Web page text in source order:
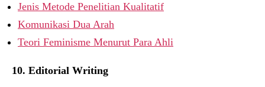
Jenis Metode Penelitian Kualitatif
Komunikasi Dua Arah
Teori Feminisme Menurut Para Ahli
10. Editorial Writing